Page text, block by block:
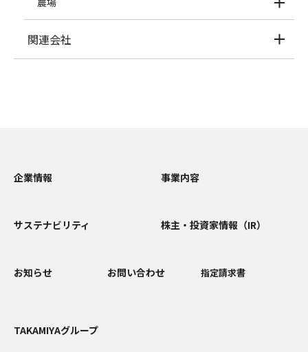
関連会社
企業情報 事業内容
サステナビリティ 株主・投資家情報（IR）
お知らせ お問い合わせ 指定請求書
TAKAMIYAグループ